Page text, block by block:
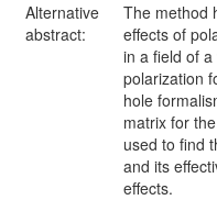
Alternative
abstract:
The method
effects of
in a field of
polarization
hole
matrix for
used to find
and its
effects.